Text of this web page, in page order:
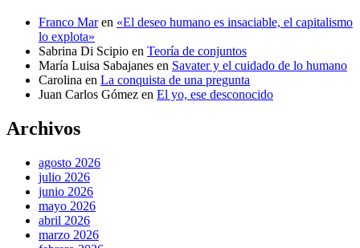
Franco Maren «El deseo humano es insaciable, el capitalismo
lo explota»
Sabrina Di Scipio en Teoría de conjuntos
María Luisa Sabajanes en Savater y el cuidado de lo humano
Carolina en La conquista de una pregunta
Juan Carlos Gómez en El yo, ese desconocido
Archivos
agosto 2026
julio 2026
junio 2026
mayo 2026
abril 2026
marzo 2026